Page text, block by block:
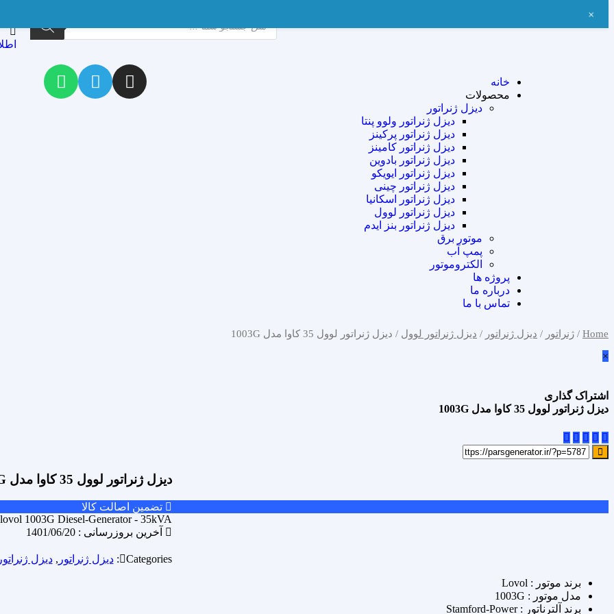
خانه
محصولات
دیزل ژنراتور
دیزل ژنراتور ولوو پنتا
دیزل ژنراتور پرکینز
دیزل ژنراتور کامینز
دیزل ژنراتور بادوین
دیزل ژنراتور ایویکو
دیزل ژنراتور چینی
دیزل ژنراتور اسکانیا
دیزل ژنراتور لوول
دیزل ژنراتور بنز ایدم
موتور برق
پمپ آب
الکتروموتور
پروژه ها
درباره ما
تماس با ما
Home
/ ژنراتور / دیزل ژنراتور / دیزل ژنراتور لوول / دیزل ژنراتور لوول 35 کاوا مدل 1003G
×
اشتراک گذاری
دیزل ژنراتور لوول 35 کاوا مدل 1003G
مقایسه محصول
Compare
دیزل ژنراتور لوول 35 کاوا مدل 1003G
تضمین اصالت کالا
lovol 1003G Diesel-Generator - 35kVA
آخرین بروزرسانی : 1401/06/20
Categories: دیزل ژنراتور ,دیزل
برند موتور : Lovol
مدل موتور : 1003G
برند آلترناتور : Stamford-Power
+